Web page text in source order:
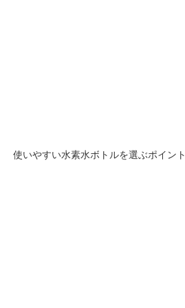
使いやすい水素水ボトルを選ぶポイント